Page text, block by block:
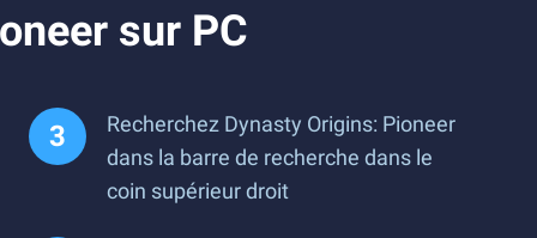
sur PC
Recherchez Dynasty Origins: Pioneer
dans la barre de recherche dans le
coin supérieur droit